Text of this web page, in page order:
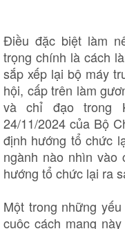
Pháp luật
Vụ án
Tin nóng
Tư vấn luật
Điều đặc biệt làm
trọng chính là cách
sắp xếp lại bộ máy
hội, cấp trên làm
và chỉ đạo trong
24/11/2024 của Bộ
định hướng tổ chức
ngành nào nhìn vào
hướng tổ chức lại ra
Một trong những
cuộc cách mạng